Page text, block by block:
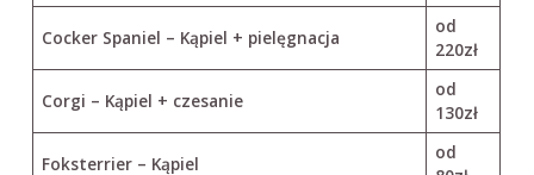
Cocker Spaniel – Kąpiel + pielęgnacja
od
220zł
Corgi – Kąpiel + czesanie
od
130zł
Foksterrier – Kąpiel
od